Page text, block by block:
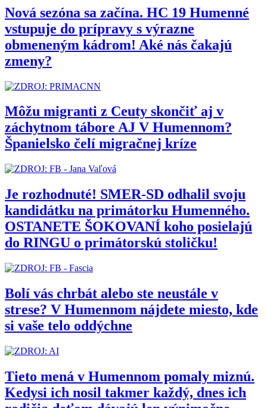
Nová sezóna sa začína. HC 19 Humenné
vstupuje do prípravy s výrazne
obmeneným kádrom! Aké nás čakajú
zmeny?
Môžu migranti z Ceuty skončiť aj v
záchytnom tábore AJ V Humennom?
Španielsko čelí migračnej kríze
Je rozhodnuté! SMER-SD odhalil svoju
kandidátku na primátorku Humenného.
OSTANETE ŠOKOVANÍ koho posielajú
do RINGU o primátorskú stoličku!
Bolí vás chrbát alebo ste neustále v
strese? V Humennom nájdete miesto, kde
si vaše telo oddýchne
Tieto mená v Humennom pomaly miznú.
Kedysi ich nosil takmer každý, dnes ich